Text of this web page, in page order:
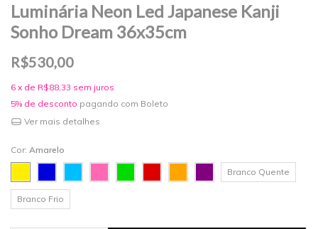
Luminária Neon Led Japanese Kanji
Sonho Dream 36x35cm
R$530,00
6 x de R$88,33 sem juros
5% de desconto pagando com Boleto
Ver mais detalhes
Cor: Amarelo
Branco Quente
Branco Frio